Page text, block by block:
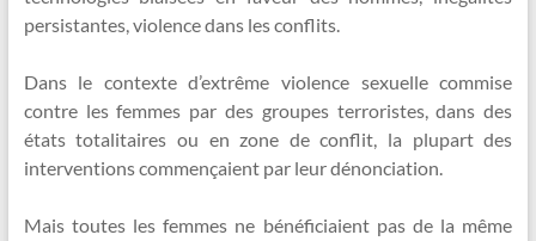
persistantes, violence dans les conflits.
Dans le contexte d’extrême violence sexuelle commise
contre les femmes par des groupes terroristes, dans des
états totalitaires ou en zone de conflit, la plupart des
interventions commençaient par leur dénonciation.
Mais toutes les femmes ne bénéficiaient pas de la même